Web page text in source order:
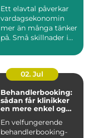
Ett elavtal påverkar
vardagsekonomin
mer än många tänker
på. Små skillnader i
02. Jul
Behandlerbooking:
sådan får klinikker
en mere enkel og
En velfungerende
behandlerbooking-